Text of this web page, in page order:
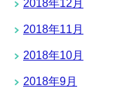
2018年12月
2018年11月
2018年10月
2018年9月